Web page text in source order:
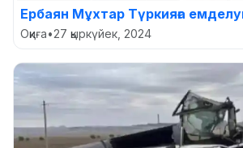
Ербаян Мұхтар Түркияға
Оқиға•27 қыркүйек, 2024